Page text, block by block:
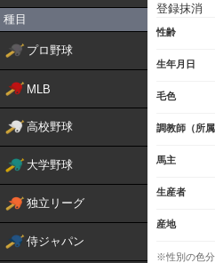
種目
プロ野球
MLB
高校野球
大学野球
独立リーグ
侍ジャパン
登録抹消
性齢
生年月日
毛色
調教師（所属
馬主
生産者
産地
※性別の色